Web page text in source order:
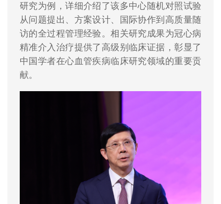
研究为例，详细介绍了该多中心随机对照试验
从问题提出、方案设计、国际协作到高质量随
访的全过程管理经验。相关研究成果为冠心病
精准介入治疗提供了高级别临床证据，彰显了
中国学者在心血管疾病临床研究领域的重要贡
献。